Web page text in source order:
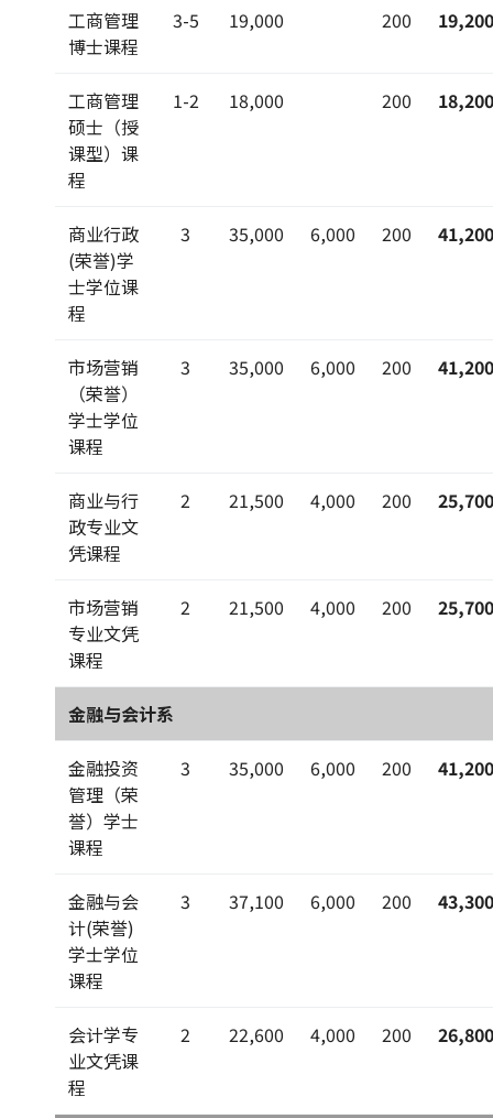
工商管理
博士课程
3-5 19,000 200 19,200
工商管理
硕士（授
课型）课
程
1-2 18,000 200 18,200
商业行政
(荣誉)学
士学位课
程
3 35,000 6,000 200 41,200
市场营销
（荣誉）
学士学位
课程
3 35,000 6,000 200 41,200
商业与行
政专业文
凭课程
2 21,500 4,000 200 25,700
市场营销
专业文凭
课程
2 21,500 4,000 200 25,700
金融与会计系
金融投资
管理（荣
誉）学士
课程
3 35,000 6,000 200 41,200
金融与会
计(荣誉)
学士学位
课程
3 37,100 6,000 200 43,300
会计学专
业文凭课
程
2 22,600 4,000 200 26,800